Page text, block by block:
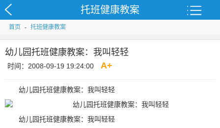
托班健康教案
首页 - 托班健康教案
幼儿园托班健康教案：我叫轻轻
时间：2008-09-19 19:24:00 A+
幼儿园托班健康教案：我叫轻轻
幼儿园托班健康教案：我叫轻轻